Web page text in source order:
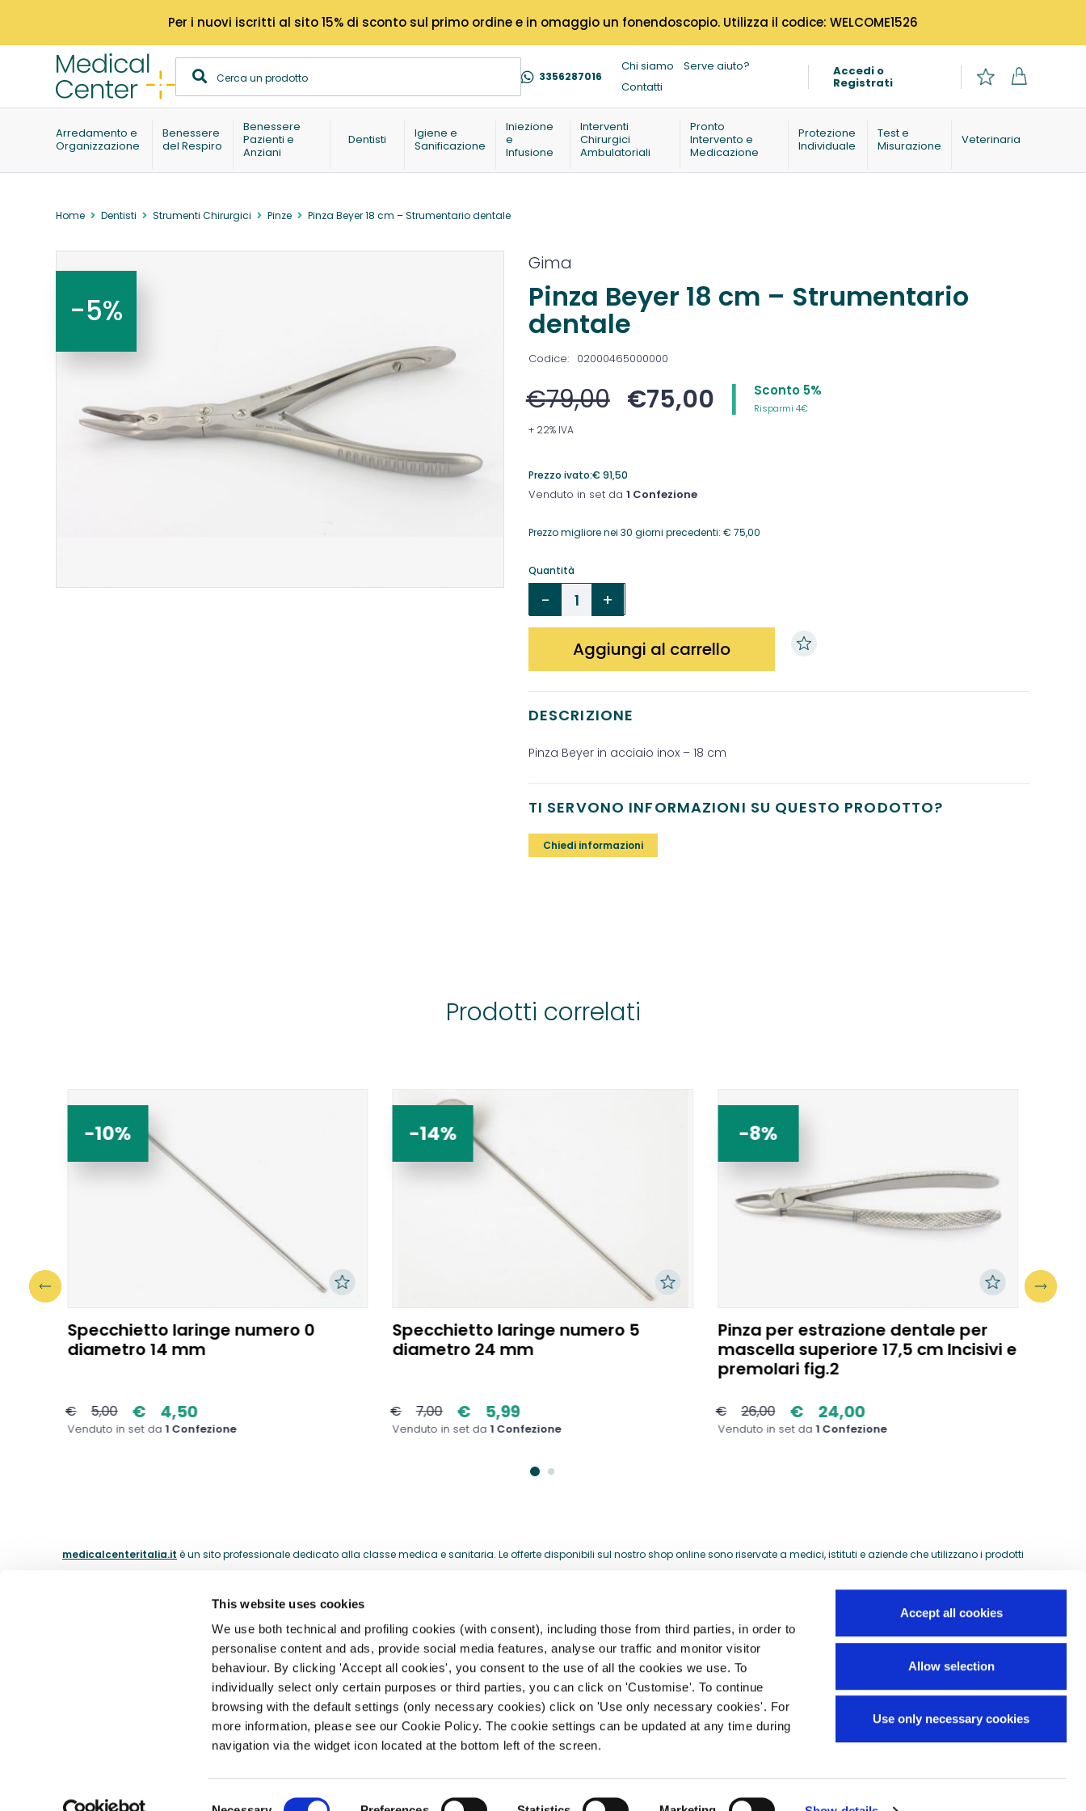
This website uses cookies
We use both technical and profiling cookies (with consent), including those from third parties, in order to
personalise content and ads, provide social media features, analyse our traffic and monitor visitor
behaviour. By clicking 'Accept all cookies', you consent to the use of all the cookies we use. To
individually select only certain purposes or third parties, you can click on 'Customise'. To continue
browsing with the default settings (only necessary cookies) click on 'Use only necessary cookies'. For
more information, please see our Cookie Policy. The cookie settings can be updated at any time during
navigation via the widget icon located at the bottom left of the screen.
Accept all cookies
Allow selection
Use only necessary cookies
Per i nuovi iscritti al sito 15% di sconto sul primo ordine e in omaggio un fonendoscopio. Utilizza il codice: WELCOME1526
3356287016
Chi siamo
Serve aiuto?
Contatti
Accedi o
Registrati
Arredamento e
Organizzazione
Benessere
del Respiro
Benessere
Pazienti e
Anziani
Dentisti
Igiene e
Sanificazione
Iniezione
e
Infusione
Interventi
Chirurgici
Ambulatoriali
Pronto
Intervento e
Medicazione
Protezione
Individuale
Test e
Misurazione
Veterinaria
Home Dentisti Strumenti Chirurgici Pinze Pinza Beyer 18 cm – Strumentario dentale
-5%
Gima
Pinza Beyer 18 cm – Strumentario
dentale
Codice: 02000465000000
€79,00 €75,00 | Sconto 5%
Risparmi 4€
+ 22% IVA
Prezzo ivato:€ 91,50
Venduto in set da 1 Confezione
Prezzo migliore nei 30 giorni precedenti: € 75,00
Quantità
Aggiungi al carrello
DESCRIZIONE
Pinza Beyer in acciaio inox – 18 cm
TI SERVONO INFORMAZIONI SU QUESTO PRODOTTO?
Chiedi informazioni
Prodotti correlati
-10%
Specchietto laringe numero 0
diametro 14 mm
€ 5,00 € 4,50
Venduto in set da1 Confezione
-14%
Specchietto laringe numero 5
diametro 24 mm
€ 7,00 € 5,99
Venduto in set da1 Confezione
-8%
Pinza per estrazione dentale per
mascella superiore 17,5 cm Incisivi e
premolari fig.2
€ 26,00 € 24,00
Venduto in set da1 Confezione
medicalcenteritalia.it è un sito professionale dedicato alla classe medica e sanitaria. Le offerte disponibili sul nostro shop online sono riservate a medici, istituti e aziende che utilizzano i prodotti
Il catalogo dei medici dal 1974.
ABOUT
La nostra storia
I nostri marchi
Contatti
Accessibilità
HELP CENTER
Registrazione, Profilo e Accessi
Spedizioni, Consegne e Resi
Pagamento e Fatturazione
Guida all'acquisto
Preventivi per ordini speciali
Domande frequenti
Mappa del sito
Theras Consumer Health S.R.L. - Div. Medical Center - Partita IVA 14304560965